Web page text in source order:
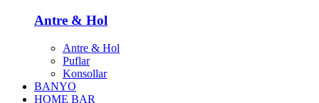
Antre & Hol
Antre & Hol
Puflar
Konsollar
BANYO
HOME BAR